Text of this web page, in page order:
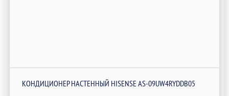
КОНДИЦИОНЕР НАСТЕННЫЙ HISENSE AS-09UW4RYDDB05